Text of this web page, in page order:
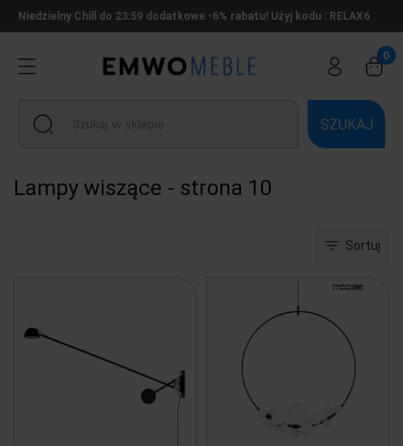
Niedzielny Chill do 23:59 dodatkowe -6% rabatu! Użyj kodu : RELAX6
SZUKAJ
Lampy wiszące - strona 10
Sortuj